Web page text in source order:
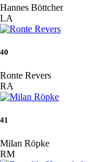
Hannes Böttcher
LA
40
Ronte Revers
RA
41
Milan Röpke
RM